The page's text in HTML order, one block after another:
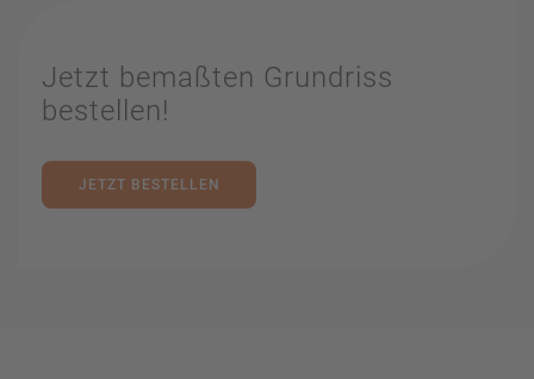
Jetzt bemaßten Grundriss
bestellen!
JETZT BESTELLEN